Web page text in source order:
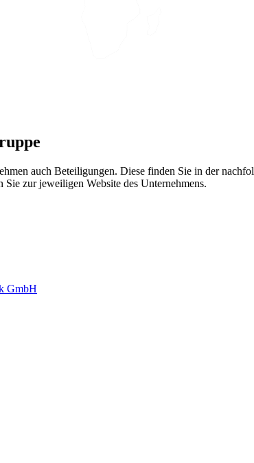
auch Beteiligungen. Diese finden Sie in der
zur jeweiligen Website des Unternehmens.